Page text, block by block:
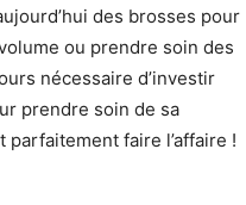
des brosses pour
ou prendre soin des
nécessaire d’investir
prendre soin de sa
faire l’affaire !